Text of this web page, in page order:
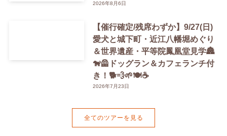
2026年8月6日
【催行確定/残席わずか】9/27(日)
愛犬と城下町・近江八幡堀めぐり
＆世界遺産・平等院鳳凰堂見学🏯
🐕‍🦺ドッグラン＆カフェランチ付
き！🐕💨🌱🍽️☕️
2026年7月23日
全てのツアーを見る